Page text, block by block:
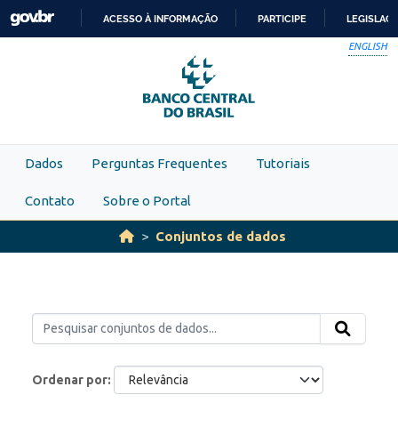
Skip to main content
PARA
O
CONTEÚDO
ACESSO À INFORMAÇÃO PARTICIPE
ENGLISH
Dados Perguntas Frequentes Tutoriais
Contato Sobre o Portal
Conjuntos de dados
Ordenar por